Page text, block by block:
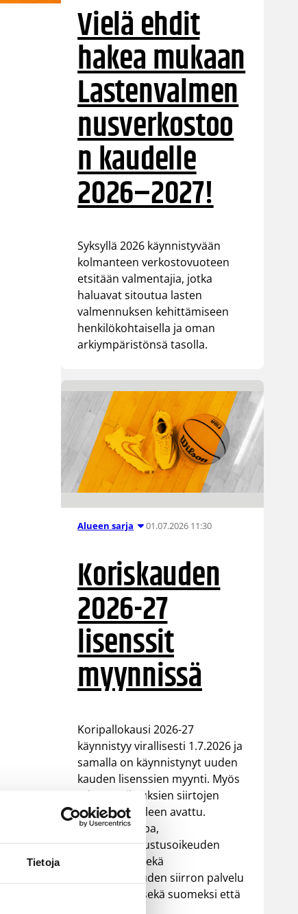
Tietoja
Vielä ehdit
hakea mukaan
Lastenvalmen
nusverkostoo
n kaudelle
2026–2027!
Syksyllä 2026 käynnistyvään
kolmanteen verkostovuoteen
etsitään valmentajia, jotka
haluavat sitoutua lasten
valmennuksen kehittämiseen
henkilökohtaisella ja oman
arkiympäristönsä tasolla.
Alueen sarja 01.07.2026 11:30
Koriskauden
2026-27
lisenssit
myynnissä
Koripallokausi 2026-27
käynnistyy virallisesti 1.7.2026 ja
samalla on käynnistynyt uuden
kauden lisenssien myynti. Myös
edustusoikeuksien siirtojen
palvelu on jälleen avattu.
Lisenssikauppa,
rinnakkaisedustusoikeuden
ostopalvelu sekä
edustusoikeuden siirron palvelu
ovat tarjolla sekä suomeksi että